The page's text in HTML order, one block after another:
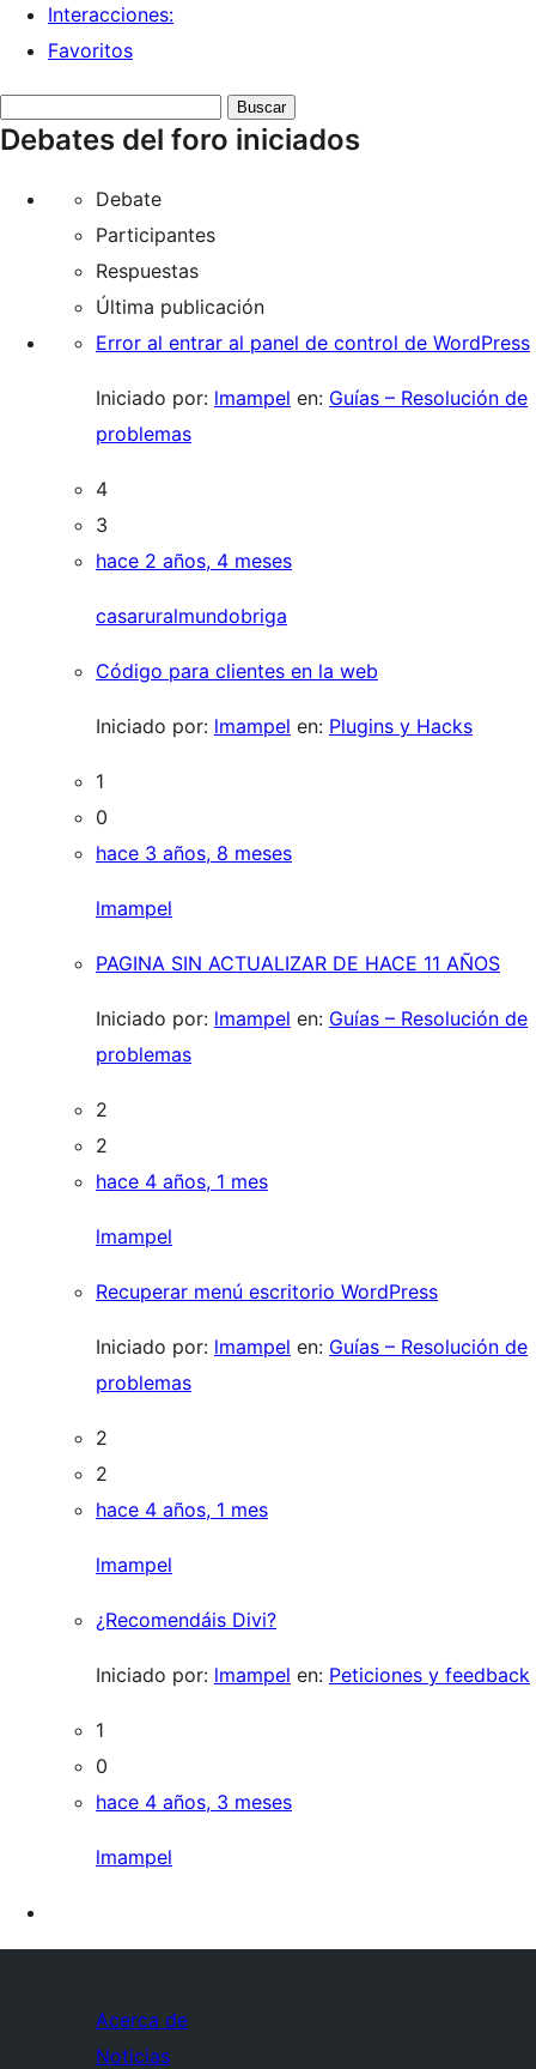
Interacciones:
Favoritos
debates:
Debates del foro iniciados
Debate
Participantes
Respuestas
Última publicación
Error al entrar al panel de control de WordPress
Iniciado por: lmampel en: Guías – Resolución de
problemas
4
3
hace 2 años, 4 meses
casaruralmundobriga
Código para clientes en la web
Iniciado por: lmampel en: Plugins y Hacks
1
0
hace 3 años, 8 meses
lmampel
PAGINA SIN ACTUALIZAR DE HACE 11 AÑOS
Iniciado por: lmampel en: Guías – Resolución de
problemas
2
2
hace 4 años, 1 mes
lmampel
Recuperar menú escritorio WordPress
Iniciado por: lmampel en: Guías – Resolución de
problemas
2
2
hace 4 años, 1 mes
lmampel
¿Recomendáis Divi?
Iniciado por: lmampel en: Peticiones y feedback
1
0
hace 4 años, 3 meses
lmampel
Acerca de
Noticias